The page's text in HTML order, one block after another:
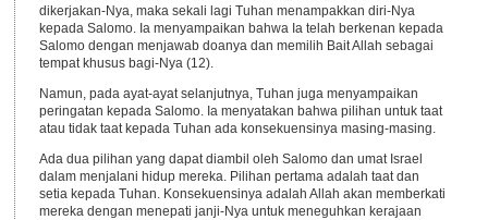
dikerjakan-Nya, maka sekali lagi Tuhan menampakkan diri-Nya
kepada Salomo. Ia menyampaikan bahwa Ia telah berkenan kepada
Salomo dengan menjawab doanya dan memilih Bait Allah sebagai
tempat khusus bagi-Nya (12).
Namun, pada ayat-ayat selanjutnya, Tuhan juga menyampaikan
peringatan kepada Salomo. Ia menyatakan bahwa pilihan untuk taat
atau tidak taat kepada Tuhan ada konsekuensinya masing-masing.
Ada dua pilihan yang dapat diambil oleh Salomo dan umat Israel
dalam menjalani hidup mereka. Pilihan pertama adalah taat dan
setia kepada Tuhan. Konsekuensinya adalah Allah akan memberkati
mereka dengan menepati janji-Nya untuk meneguhkan kerajaan